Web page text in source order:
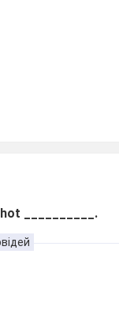
__________.